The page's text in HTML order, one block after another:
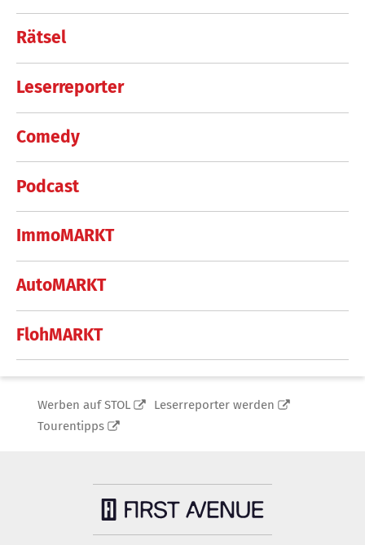
Rätsel
Leserreporter
Comedy
Podcast
ImmoMARKT
AutoMARKT
FlohMARKT
Werben auf STOL
Leserreporter werden
Tourentipps